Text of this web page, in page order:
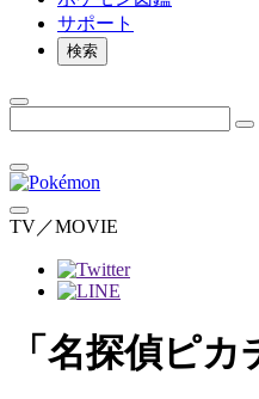
サポート
検索
TV／MOVIE
「名探偵ピカ